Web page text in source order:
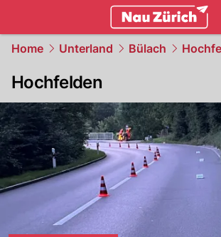
Home Unterland Bülach
Hochfelden